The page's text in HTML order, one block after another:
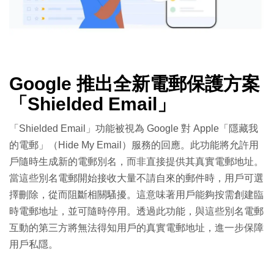
Google 推出全新電郵保護方案
「Shielded Email」
「Shielded Email」功能被視為 Google 對 Apple「隱藏我
的電郵」（Hide My Email）服務的回應。此功能將允許用
戶隨時生成新的電郵別名，而非直接提供其真實電郵地址。
當這些別名電郵開始接收大量不請自來的郵件時，用戶可選
擇刪除，從而阻斷相關騷擾。這意味著用戶能夠按需創建臨
時電郵地址，並可隨時停用。透過此功能，與這些別名電郵
互動的第三方將無法得知用戶的真實電郵地址，進一步保障
用戶私隱。